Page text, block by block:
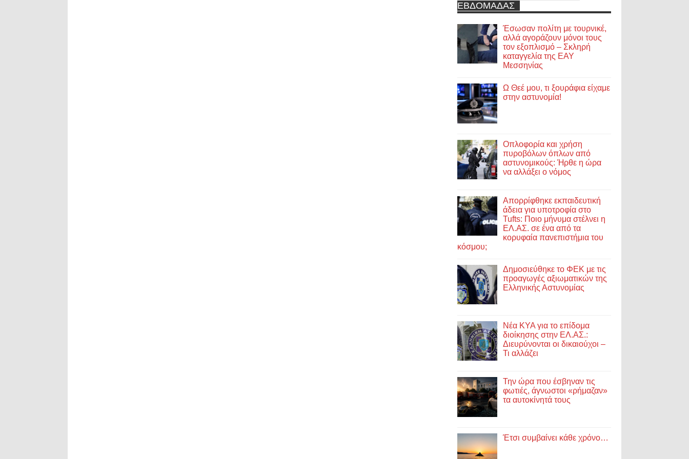
ΕΒΔΟΜΑΔΑΣ
Έσωσαν πολίτη με τουρνικέ,
αλλά αγοράζουν μόνοι τους
τον εξοπλισμό – Σκληρή
καταγγελία της ΕΑΥ
Μεσσηνίας
Ω Θεέ μου, τι ξουράφια είχαμε
στην αστυνομία!
Οπλοφορία και χρήση
πυροβόλων όπλων από
αστυνομικούς: Ήρθε η ώρα
να αλλάξει ο νόμος
Απορρίφθηκε εκπαιδευτική
άδεια για υποτροφία στο
Tufts: Ποιο μήνυμα στέλνει η
ΕΛ.ΑΣ. σε ένα από τα
κορυφαία πανεπιστήμια του
κόσμου;
Δημοσιεύθηκε το ΦΕΚ με τις
προαγωγές αξιωματικών της
Ελληνικής Αστυνομίας
Νέα ΚΥΑ για το επίδομα
διοίκησης στην ΕΛ.ΑΣ.:
Διευρύνονται οι δικαιούχοι –
Τι αλλάζει
Την ώρα που έσβηναν τις
φωτιές, άγνωστοι «ρήμαζαν»
τα αυτοκίνητά τους
Έτσι συμβαίνει κάθε χρόνο…